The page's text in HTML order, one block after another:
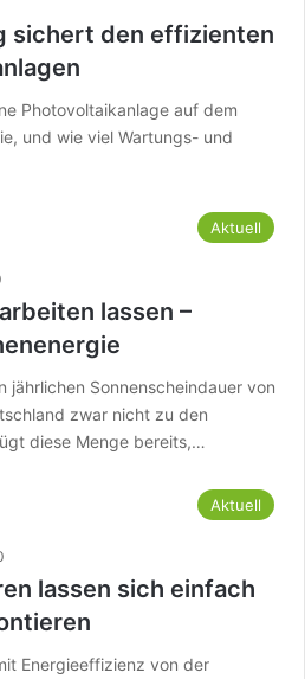
sichert den effizienten
Photovoltaikanlage auf dem
und wie viel Wartungs- und
Aktuell
lassen –
jährlichen Sonnenscheindauer von
zwar nicht zu den
diese Menge bereits,…
Aktuell
lassen sich einfach
Energieeffizienz von der